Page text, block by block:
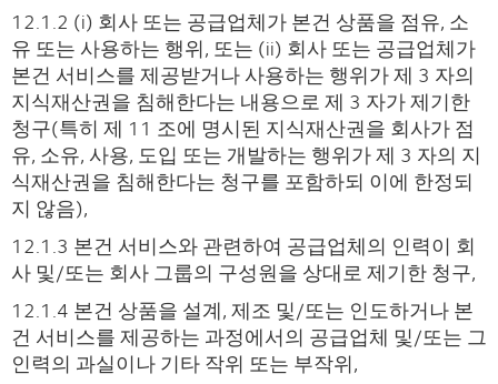
12.1.2 (i) 회사 또는 공급업체가 본건 상품을 점유, 소
유 또는 사용하는 행위, 또는 (ii) 회사 또는 공급업체가
본건 서비스를 제공받거나 사용하는 행위가 제 3 자의
지식재산권을 침해한다는 내용으로 제 3 자가 제기한
청구(특히 제 11 조에 명시된 지식재산권을 회사가 점
유, 소유, 사용, 도입 또는 개발하는 행위가 제 3 자의 지
식재산권을 침해한다는 청구를 포함하되 이에 한정되
지 않음),
12.1.3 본건 서비스와 관련하여 공급업체의 인력이 회
사 및/또는 회사 그룹의 구성원을 상대로 제기한 청구,
12.1.4 본건 상품을 설계, 제조 및/또는 인도하거나 본
건 서비스를 제공하는 과정에서의 공급업체 및/또는 그
인력의 과실이나 기타 작위 또는 부작위,